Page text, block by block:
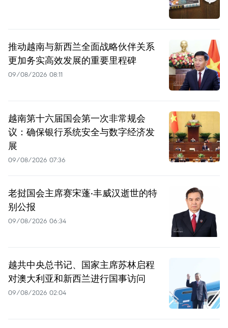
推动越南与新西兰全面战略伙伴关系
更加务实高效发展的重要里程碑
09/08/2026 08:11
越南第十六届国会第一次非常规会
议：确保银行系统安全与数字经济发
展
09/08/2026 07:36
老挝国会主席赛宋蓬·丰威汉逝世的特
别公报
09/08/2026 06:34
越共中央总书记、国家主席苏林启程
对澳大利亚和新西兰进行国事访问
09/08/2026 02:04